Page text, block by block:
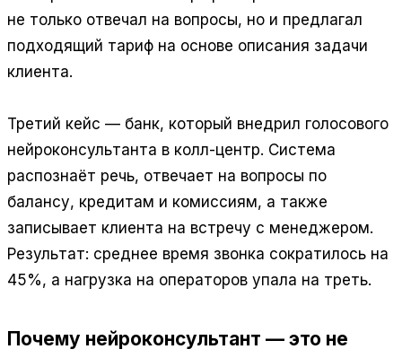
не только отвечал на вопросы, но и предлагал
подходящий тариф на основе описания задачи
клиента.
Третий кейс — банк, который внедрил голосового
нейроконсультанта в колл-центр. Система
распознаёт речь, отвечает на вопросы по
балансу, кредитам и комиссиям, а также
записывает клиента на встречу с менеджером.
Результат: среднее время звонка сократилось на
45%, а нагрузка на операторов упала на треть.
Почему нейроконсультант — это не